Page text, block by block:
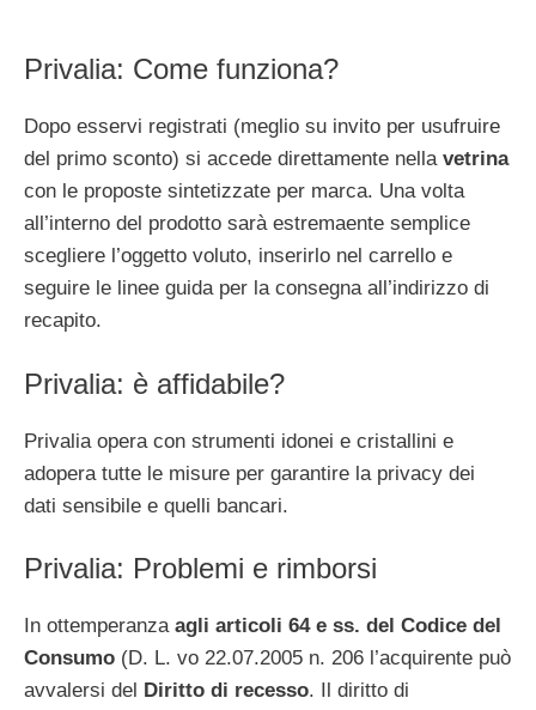
Privalia: Come funziona?
Dopo esservi registrati (meglio su invito per usufruire
del primo sconto) si accede direttamente nella vetrina
con le proposte sintetizzate per marca. Una volta
all’interno del prodotto sarà estremaente semplice
scegliere l’oggetto voluto, inserirlo nel carrello e
seguire le linee guida per la consegna all’indirizzo di
recapito.
Privalia: è affidabile?
Privalia opera con strumenti idonei e cristallini e
adopera tutte le misure per garantire la privacy dei
dati sensibile e quelli bancari.
Privalia: Problemi e rimborsi
In ottemperanza agli articoli 64 e ss. del Codice del
Consumo (D. L. vo 22.07.2005 n. 206 l’acquirente può
avvalersi del Diritto di recesso. Il diritto di